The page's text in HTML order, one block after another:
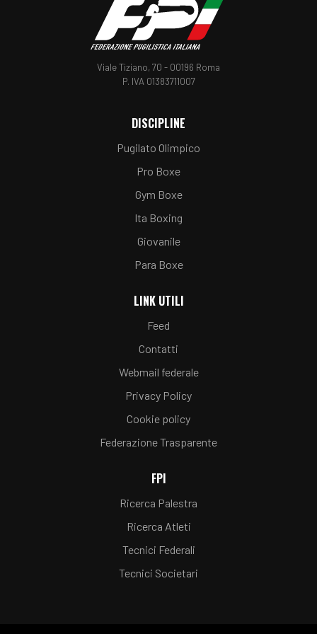
Viale Tiziano, 70 - 00196 Roma
P. IVA 01383711007
DISCIPLINE
Pugilato Olimpico
Pro Boxe
Gym Boxe
Ita Boxing
Giovanile
Para Boxe
LINK UTILI
Feed
Contatti
Webmail federale
Privacy Policy
Cookie policy
Federazione Trasparente
FPI
Ricerca Palestra
Ricerca Atleti
Tecnici Federali
Tecnici Societari